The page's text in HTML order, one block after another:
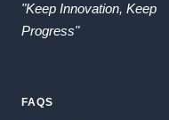
"Keep Innovation, Keep
Progress"
FAQS